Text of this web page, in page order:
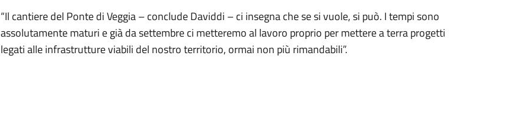
“Il cantiere del Ponte di Veggia – conclude Daviddi – ci insegna che se si vuole, si può. I tempi sono
assolutamente maturi e già da settembre ci metteremo al lavoro proprio per mettere a terra progetti
legati alle infrastrutture viabili del nostro territorio, ormai non più rimandabili”.